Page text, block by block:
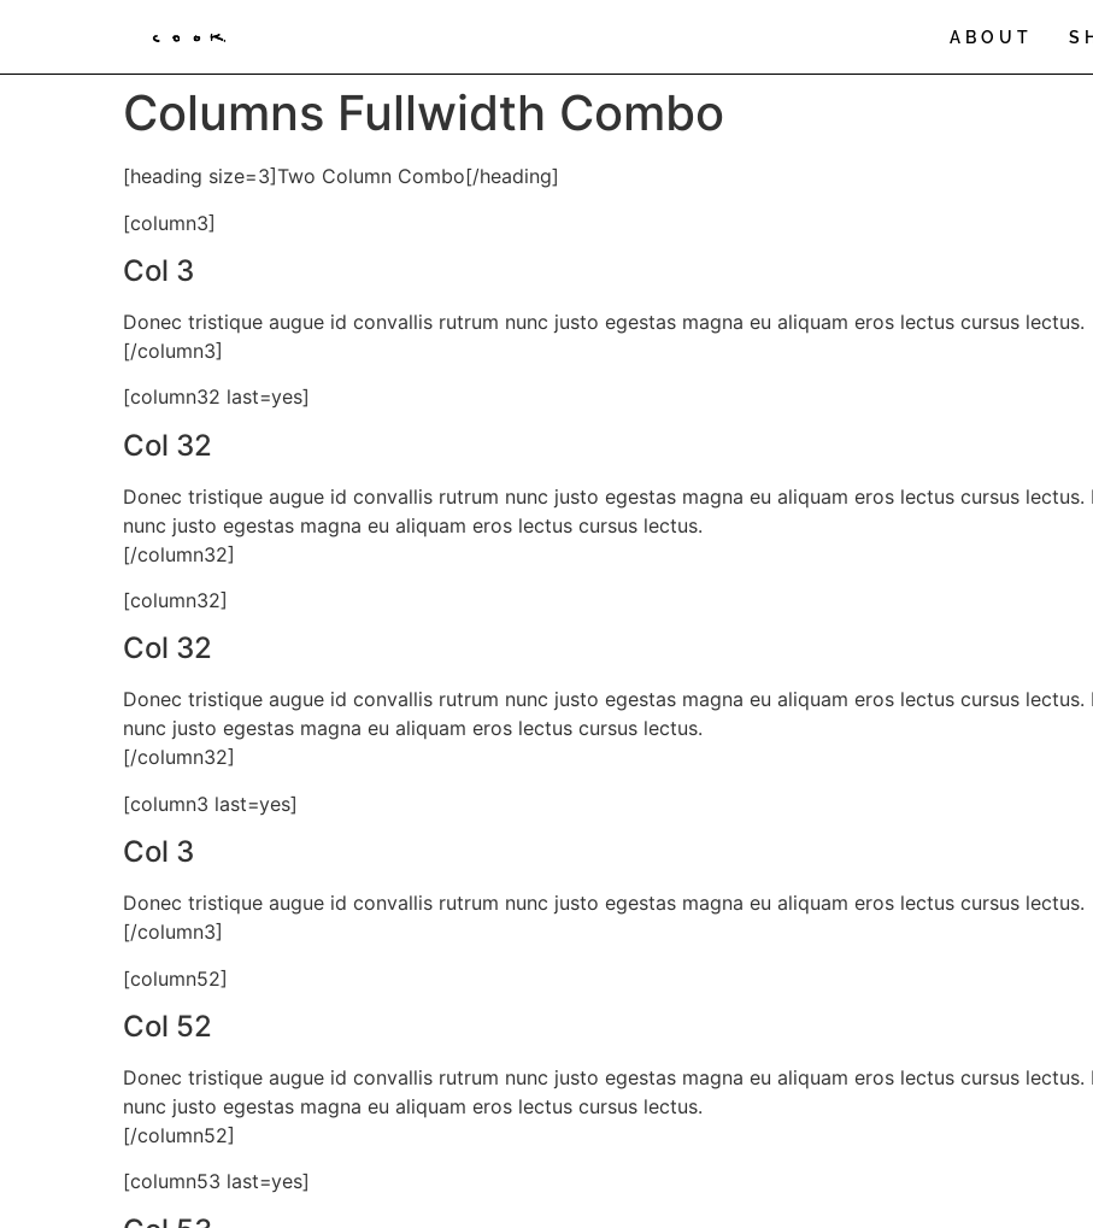
ABOUT
Columns Fullwidth Combo
[heading size=3]Two Column Combo[/heading]
[column3]
Col 3
Donec tristique augue id convallis rutrum nunc justo egestas magna eu aliquam eros lectus cursus lectus.
[/column3]
[column32 last=yes]
Col 32
Donec tristique augue id convallis rutrum nunc justo egestas magna eu aliquam eros lectus cursus
nunc justo egestas magna eu aliquam eros lectus cursus lectus.
[/column32]
[column32]
Col 32
Donec tristique augue id convallis rutrum nunc justo egestas magna eu aliquam eros lectus cursus
nunc justo egestas magna eu aliquam eros lectus cursus lectus.
[/column32]
[column3 last=yes]
Col 3
Donec tristique augue id convallis rutrum nunc justo egestas magna eu aliquam eros lectus cursus lectus.
[/column3]
[column52]
Col 52
Donec tristique augue id convallis rutrum nunc justo egestas magna eu aliquam eros lectus cursus
nunc justo egestas magna eu aliquam eros lectus cursus lectus.
[/column52]
[column53 last=yes]